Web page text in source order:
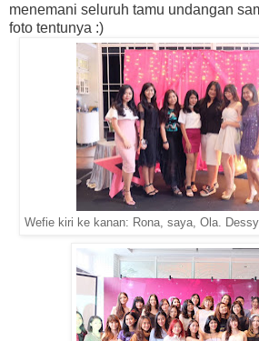
menemani seluruh tamu undangan
foto tentunya :)
Wefie kiri ke kanan: Rona, saya, Ola.